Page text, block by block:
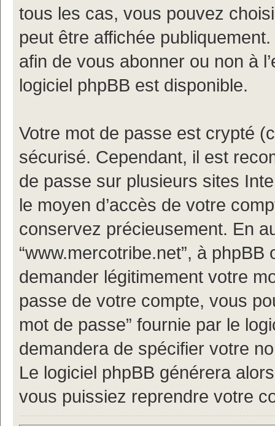
tous les cas, vous pouvez
peut être affichée
afin de vous abonner ou non à
logiciel phpBB est disponible.
Votre mot de passe est crypté
sécurisé. Cependant, il est
de passe sur plusieurs sites
le moyen d’accès de votre
conservez précieusement. En
“www.mercotribe.net”, à
demander légitimement votre
passe de votre compte, vous
mot de passe” fournie par le
demandera de spécifier votre
Le logiciel phpBB générera
vous puissiez reprendre votre